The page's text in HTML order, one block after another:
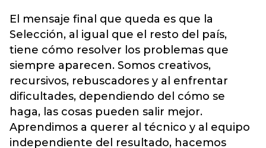
El mensaje final que queda es que la
Selección, al igual que el resto del país,
tiene cómo resolver los problemas que
siempre aparecen. Somos creativos,
recursivos, rebuscadores y al enfrentar
dificultades, dependiendo del cómo se
haga, las cosas pueden salir mejor.
Aprendimos a querer al técnico y al equipo
independiente del resultado, hacemos